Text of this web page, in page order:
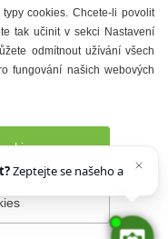
galerie
cookies. Chcete-li povolit
tak učinit v sekci Nastavení
odmítnout užívání všech
fungování našich webových
se našeho asistenta